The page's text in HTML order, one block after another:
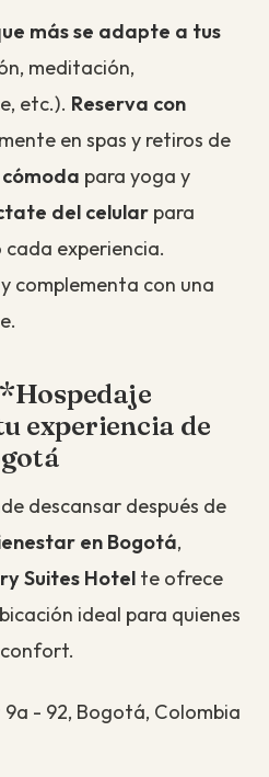
más se adapte a tus
meditación,
etc.). Reserva con
en spas y retiros de
para yoga y
del celular para
experiencia.
y complementa con una
Hospedaje
experiencia de
descansar después de
en Bogotá,
Suites Hotel te ofrece
ideal para quienes
9a - 92, Bogotá, Colombia